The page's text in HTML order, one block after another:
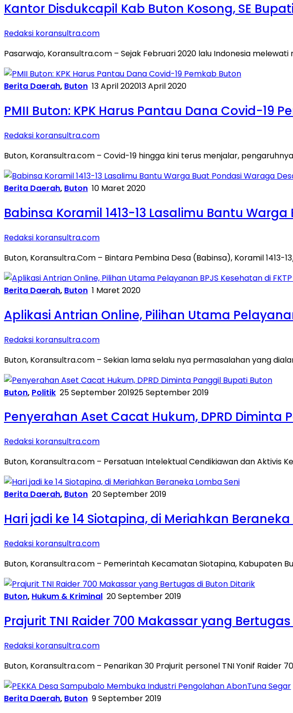
Kantor Disdukcapil Kab Buton Kosong, SE
Redaksi koransultra.com
Pasarwajo, Koransultra.com – Sejak Februari 2020 lalu Indonesia
Berita Daerah, Buton 13 April 202013 April 2020
PMII Buton: KPK Harus Pantau Dana Covid-19
Redaksi koransultra.com
Buton, Koransultra.com – Covid-19 hingga kini terus menjalar,
Berita Daerah, Buton 10 Maret 2020
Babinsa Koramil 1413-13 Lasalimu Bantu
Redaksi koransultra.com
Buton, Koransultra.Com – Bintara Pembina Desa (Babinsa), Koramil 1413-
Berita Daerah, Buton 1 Maret 2020
Aplikasi Antrian Online, Pilihan Utama
Redaksi koransultra.com
Buton, Koransultra.com – Sekian lama selalu nya permasalahan yang
Buton, Politik 25 September 201925 September 2019
Penyerahan Aset Cacat Hukum, DPRD Diminta
Redaksi koransultra.com
Buton, Koransultra.com – Persatuan Intelektual Cendikiawan dan Aktivis
Berita Daerah, Buton 20 September 2019
Hari jadi ke 14 Siotapina, di Meriahkan
Redaksi koransultra.com
Buton, Koransultra.com – Pemerintah Kecamatan Siotapina, Kabupaten
Buton, Hukum & Kriminal 20 September 2019
Prajurit TNI Raider 700 Makassar yang
Redaksi koransultra.com
Buton, Koransultra.com – Penarikan 30 Prajurit personel TNI Yonif Raider
Berita Daerah, Buton 9 September 2019